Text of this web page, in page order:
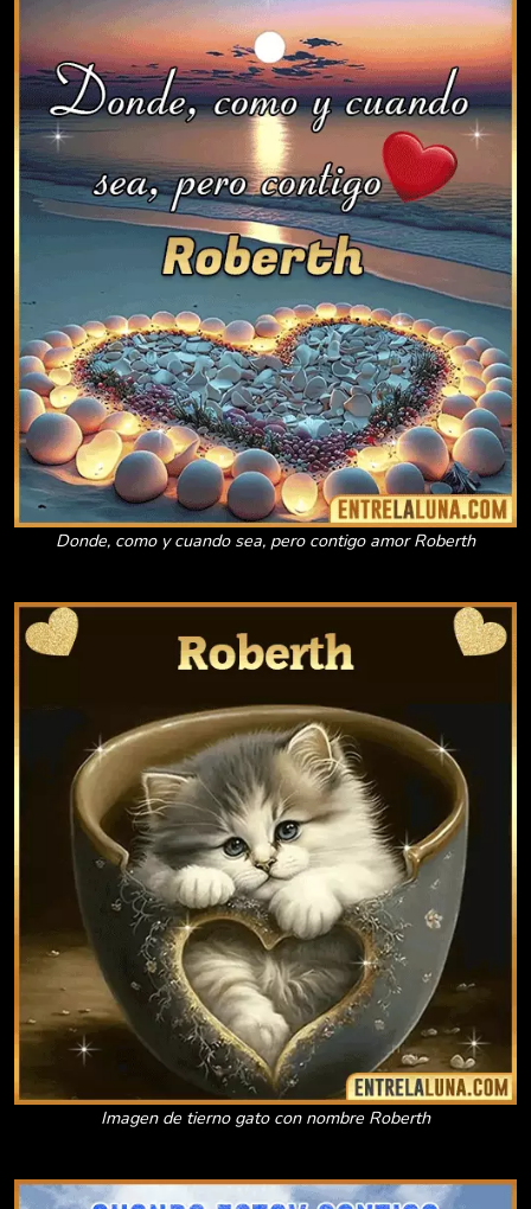
Donde, como y cuando sea, pero contigo amor Roberth
Imagen de tierno gato con nombre Roberth